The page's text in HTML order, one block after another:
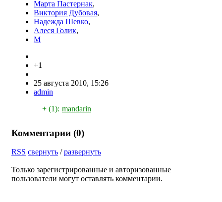
Марта Пастернак,
Виктория Дубовая,
Надежда Шевко,
Алеся Голик,
М
+1
25 августа 2010, 15:26
admin
+ (1): mandarin
Комментарии (0)
RSS свернуть /развернуть
Только зарегистрированные и авторизованные
пользователи могут оставлять комментарии.